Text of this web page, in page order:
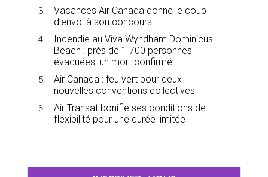
Vacances Air Canada donne le coup
d’envoi à son concours
Incendie au Viva Wyndham Dominicus
Beach : près de 1 700 personnes
évacuées, un mort confirmé
Air Canada : feu vert pour deux
nouvelles conventions collectives
Air Transat bonifie ses conditions de
flexibilité pour une durée limitée